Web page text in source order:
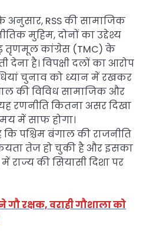
अनुसार, RSS की सामाजिक
मुहिम, दोनों का उद्देश्य
तृणमूल कांग्रेस (TMC) के
है। विपक्षी दलों का आरोप
चुनाव को ध्यान में रखकर
की विविध सामाजिक और
रणनीति कितना असर दिखा
में साफ होगा।
पश्चिम बंगाल की राजनीति
तेज हो चुकी है और इसका
राज्य की सियासी दिशा पर
रक्षक, वराही गौशाला को